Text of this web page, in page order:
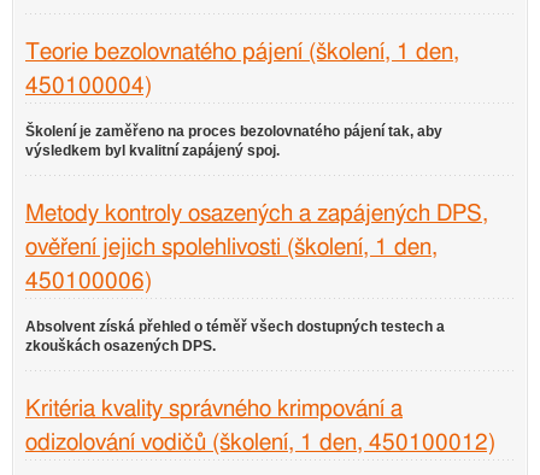
Teorie bezolovnatého pájení (školení, 1 den,
450100004)
Školení je zaměřeno na proces bezolovnatého pájení tak, aby
výsledkem byl kvalitní zapájený spoj.
Metody kontroly osazených a zapájených DPS,
ověření jejich spolehlivosti (školení, 1 den,
450100006)
Absolvent získá přehled o téměř všech dostupných testech a
zkouškách osazených DPS.
Kritéria kvality správného krimpování a
odizolování vodičů (školení, 1 den, 450100012)